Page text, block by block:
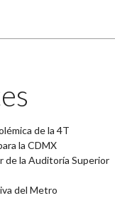
de la 4T
la CDMX
de la Auditoría Superior
del Metro